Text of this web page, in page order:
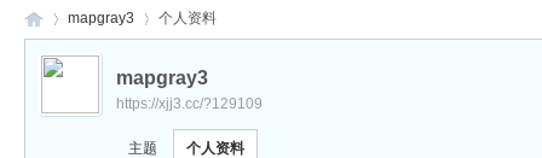
›
mapgray3 个人资料
mapgray3
https://xjj3.cc/?129109
主题 个人资料